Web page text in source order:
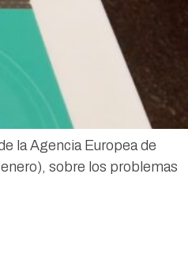
la Agencia Europea de
sobre los problemas